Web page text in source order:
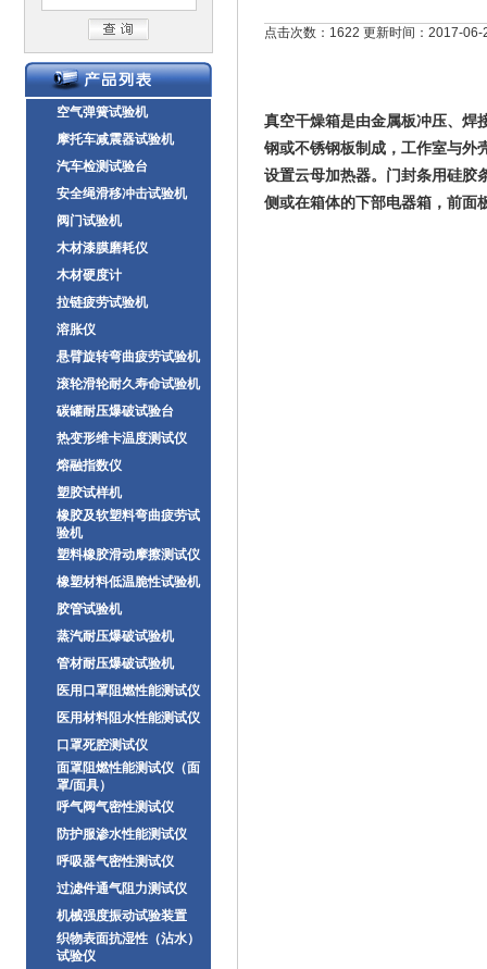
空气弹簧试验机
摩托车减震器试验机
汽车检测试验台
安全绳滑移冲击试验机
阀门试验机
木材漆膜磨耗仪
木材硬度计
拉链疲劳试验机
溶胀仪
悬臂旋转弯曲疲劳试验机
滚轮滑轮耐久寿命试验机
碳罐耐压爆破试验台
热变形维卡温度测试仪
熔融指数仪
塑胶试样机
橡胶及软塑料弯曲疲劳试
验机
塑料橡胶滑动摩擦测试仪
橡塑材料低温脆性试验机
胶管试验机
蒸汽耐压爆破试验机
管材耐压爆破试验机
医用口罩阻燃性能测试仪
医用材料阻水性能测试仪
口罩死腔测试仪
面罩阻燃性能测试仪（面
罩/面具）
呼气阀气密性测试仪
防护服渗水性能测试仪
呼吸器气密性测试仪
过滤件通气阻力测试仪
机械强度振动试验装置
织物表面抗湿性（沾水）
试验仪
点击次数：1622 更新时间：2017-06-
真空干燥箱是由金属板冲压、焊
钢或不锈钢板制成，工作室与外
设置云母加热器。门封条用硅胶
侧或在箱体的下部电器箱，前面